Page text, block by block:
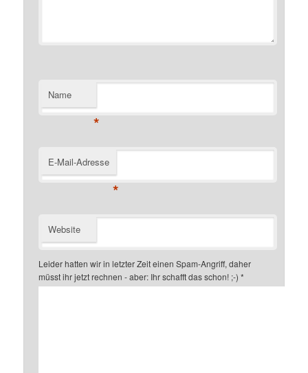
Name
*
E-Mail-Adresse
*
Website
Leider hatten wir in letzter Zeit einen Spam-Angriff, daher
müsst ihr jetzt rechnen - aber: Ihr schafft das schon! ;-) *